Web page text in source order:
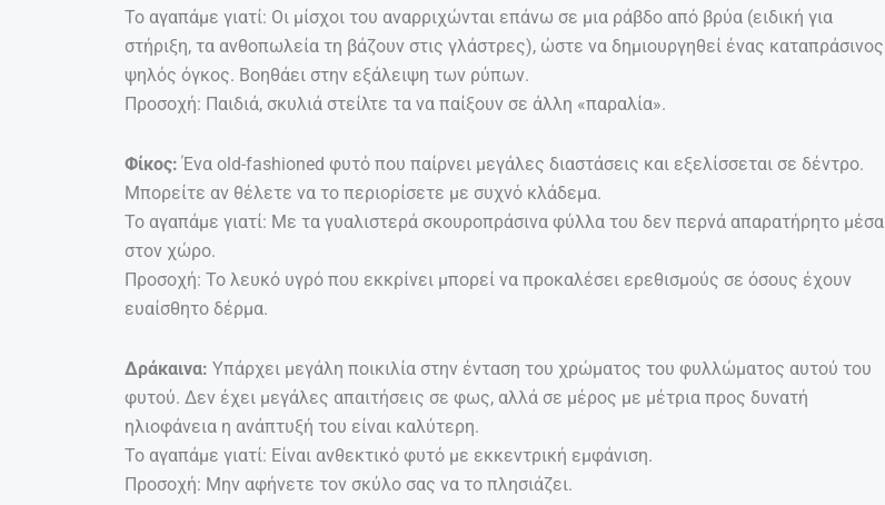
Το αγαπάμε γιατί: Οι μίσχοι του αναρριχώνται επάνω σε μια ράβδο από βρύα (ειδική για
στήριξη, τα ανθοπωλεία τη βάζουν στις γλάστρες), ώστε να δημιουργηθεί ένας καταπράσινος
ψηλός όγκος. Βοηθάει στην εξάλειψη των ρύπων.
Προσοχή: Παιδιά, σκυλιά στείλτε τα να παίξουν σε άλλη «παραλία».
Φίκος: Ένα old-fashioned φυτό που παίρνει μεγάλες διαστάσεις και εξελίσσεται σε δέντρο.
Μπορείτε αν θέλετε να το περιορίσετε με συχνό κλάδεμα.
Το αγαπάμε γιατί: Με τα γυαλιστερά σκουροπράσινα φύλλα του δεν περνά απαρατήρητο μέσα
στον χώρο.
Προσοχή: Το λευκό υγρό που εκκρίνει μπορεί να προκαλέσει ερεθισμούς σε όσους έχουν
ευαίσθητο δέρμα.
Δράκαινα: Υπάρχει μεγάλη ποικιλία στην ένταση του χρώματος του φυλλώματος αυτού του
φυτού. Δεν έχει μεγάλες απαιτήσεις σε φως, αλλά σε μέρος με μέτρια προς δυνατή
ηλιοφάνεια η ανάπτυξή του είναι καλύτερη.
Το αγαπάμε γιατί: Είναι ανθεκτικό φυτό με εκκεντρική εμφάνιση.
Προσοχή: Μην αφήνετε τον σκύλο σας να το πλησιάζει.